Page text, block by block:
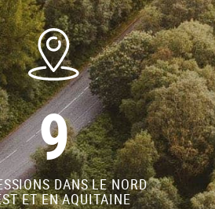
9
DANS LE NORD
ET EN AQUITAINE